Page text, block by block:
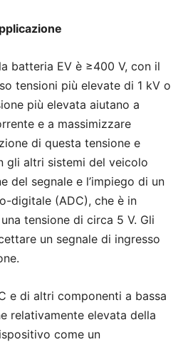
batteria EV è ≥400 V, con il
tensioni più elevate di 1 kV o
più elevata aiutano a
e a massimizzare
di questa tensione e
gli altri sistemi del veicolo
del segnale e l’impiego di un
digitale (ADC), che è in
tensione di circa 5 V. Gli
un segnale di ingresso
e di altri componenti a bassa
relativamente elevata della
come un